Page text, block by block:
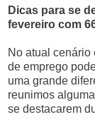
Dicas para se
fevereiro com
No atual cenário
de emprego
uma grande
reunimos
se destacarem